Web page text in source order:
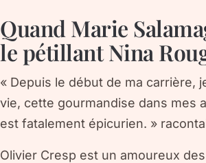
Quand Marie
le pétillant Nina
« Depuis le début de ma carrière,
vie, cette gourmandise dans mes
est fatalement épicurien. »
Olivier Cresp est un amoureux